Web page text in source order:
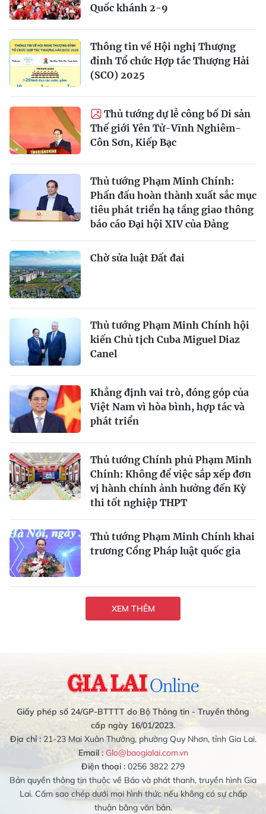
Quốc khánh 2-9
Thông tin về Hội nghị Thượng
đỉnh Tổ chức Hợp tác Thượng Hải
(SCO) 2025
Thủ tướng dự lễ công bố Di sản
Thế giới Yên Tử-Vĩnh Nghiêm-
Côn Sơn, Kiếp Bạc
Thủ tướng Phạm Minh Chính:
Phấn đấu hoàn thành xuất sắc mục
tiêu phát triển hạ tầng giao thông
báo cáo Đại hội XIV của Đảng
Chờ sửa luật Đất đai
Thủ tướng Phạm Minh Chính hội
kiến Chủ tịch Cuba Miguel Diaz
Canel
Khẳng định vai trò, đóng góp của
Việt Nam vì hòa bình, hợp tác và
phát triển
Thủ tướng Chính phủ Phạm Minh
Chính: Không để việc sắp xếp đơn
vị hành chính ảnh hưởng đến Kỳ
thi tốt nghiệp THPT
Thủ tướng Phạm Minh Chính khai
trương Cổng Pháp luật quốc gia
XEM THÊM
Giấy phép số 24/GP-BTTTT do Bộ Thông tin - Truyền thông
cấp ngày 16/01/2023.
Địa chỉ :21-23 Mai Xuân Thưởng, phường Quy Nhơn, tỉnh Gia Lai.
Email : Glo@baogialai.com.vn
Điện thoại : 0256 3822 279
Bản quyền thông tin thuộc về Báo và phát thanh, truyền hình Gia
Lai. Cấm sao chép dưới mọi hình thức nếu không có sự chấp
thuận bằng văn bản.